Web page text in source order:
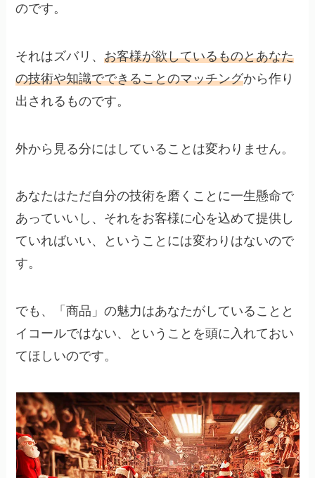
のです。
それはズバリ、お客様が欲しているものとあなた
の技術や知識でできることのマッチングから作り
出されるものです。
外から見る分にはしていることは変わりません。
あなたはただ自分の技術を磨くことに一生懸命で
あっていいし、それをお客様に心を込めて提供し
ていればいい、ということには変わりはないので
す。
でも、「商品」の魅力はあなたがしていることと
イコールではない、ということを頭に入れておい
てほしいのです。